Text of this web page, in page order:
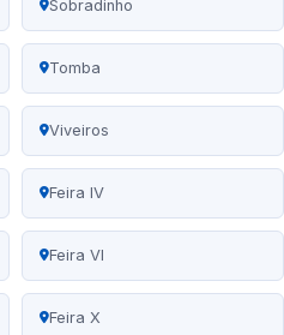
Sobradinho
Tomba
Viveiros
Feira IV
Feira VI
Feira X